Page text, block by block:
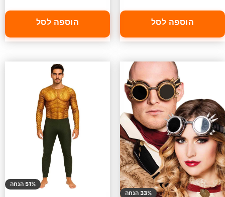
הוספה לסל הוספה לסל
33% הנחה
51% הנחה